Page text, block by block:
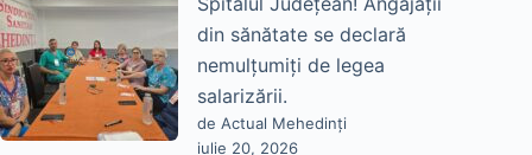
din sănătate se declară
nemulțumiți de legea
salarizării.
de Actual Mehedinți
iulie 20, 2026